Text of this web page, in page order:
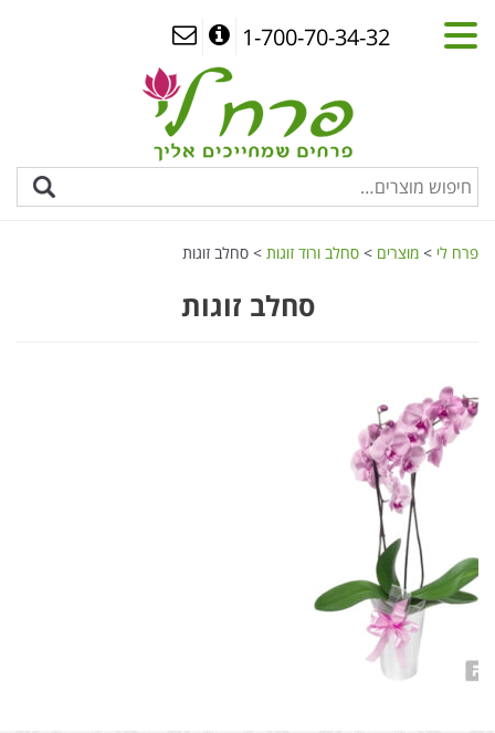
1-700-70-34-32
פרח לי > מוצרים > סחלב ורוד זוגות > סחלב זוגות
סחלב זוגות